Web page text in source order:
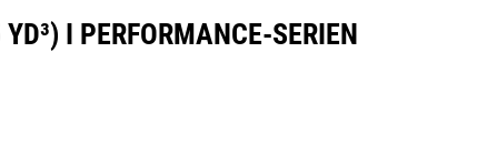
I PERFORMANCE-SERIEN